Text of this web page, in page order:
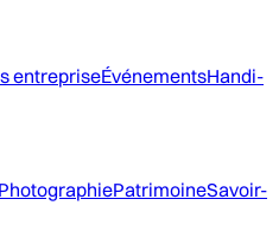
entrepriseÉvénementsHandi-
PhotographiePatrimoineSavoir-